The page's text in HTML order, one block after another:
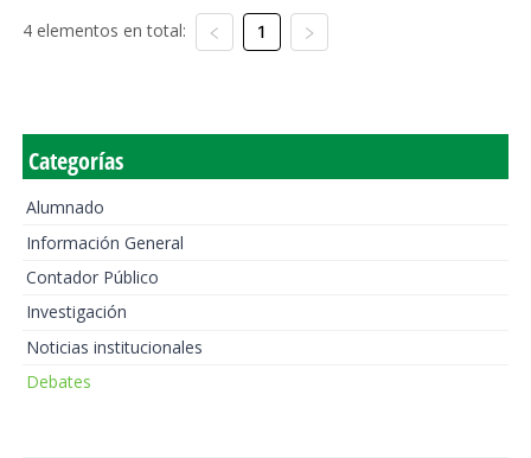
4 elementos en total: 1
Categorías
Alumnado
Información General
Contador Público
Investigación
Noticias institucionales
Debates